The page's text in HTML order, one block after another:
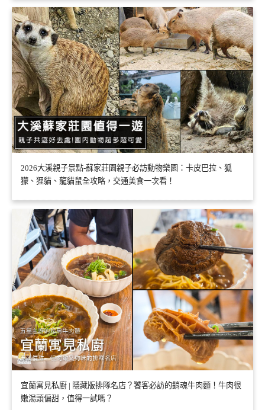
2026大溪親子景點-蘇家莊園親子必訪動物樂園：卡皮巴拉、狐
獴、狸貓、龍貓鼠全攻略，交通美食一次看！
宜蘭寓見私廚 | 隱藏版排隊名店？饕客必訪的銷魂牛肉麵！牛肉很
嫩湯頭偏甜，值得一試嗎？